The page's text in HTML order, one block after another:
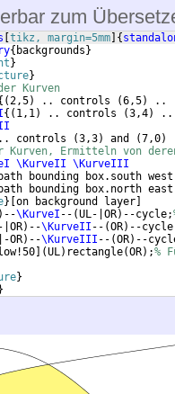
zum
tikz, margin=5mm {
{ backgrounds }
}
}
Kurven
2,5) .. controls (6,5) ..
{( 1,1) .. controls (3,4)
controls (3,3) and (7,0)
Kurven, Ermitteln von
\KurveII \KurveIII
bounding box.south west
bounding box.north east
} on background layer
) --\KurveI -- (UL-|OR) --cycle;
|OR) --\KurveII -- (OR) --
OR) --\KurveIII -- (OR) --
(UL) rectangle(OR) ;%
}
}